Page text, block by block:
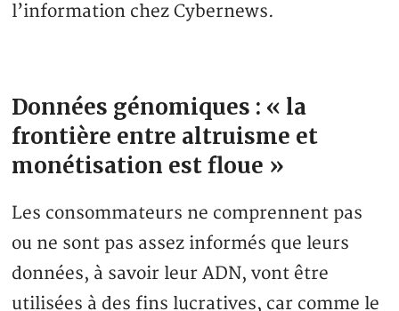
l’information chez Cybernews.
Données génomiques : « la
frontière entre altruisme et
monétisation est floue »
Les consommateurs ne comprennent pas
ou ne sont pas assez informés que leurs
données, à savoir leur ADN, vont être
utilisées à des fins lucratives, car comme le